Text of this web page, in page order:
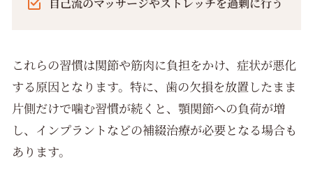
これらの習慣は関節や筋肉に負担をかけ、症状が悪化
する原因となります。特に、歯の欠損を放置したまま
片側だけで噛む習慣が続くと、顎関節への負荷が増
し、インプラントなどの補綴治療が必要となる場合も
あります。